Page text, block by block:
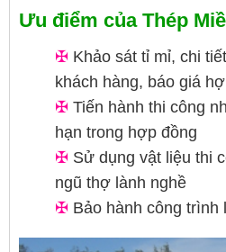
Ưu điểm của Thép
✠ Khảo sát tỉ mỉ, chi
khách hàng, báo giá
✠ Tiến hành thi công
hạn trong hợp đồng
✠ Sử dụng vật liệu thi
ngũ thợ lành nghề
✠ Bảo hành công trình